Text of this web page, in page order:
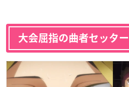
大会屈指の曲者セッター